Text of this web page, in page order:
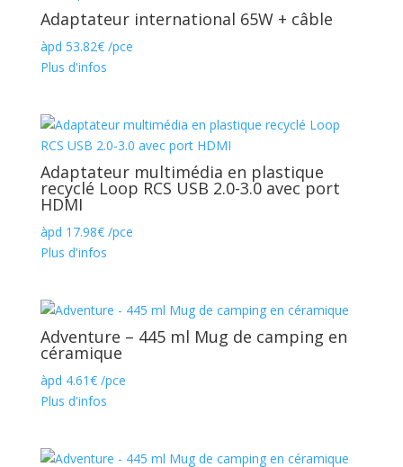
Adaptateur international 65W + câble
àpd 53.82€/pce
Plus d'infos
Adaptateur multimédia en plastique
recyclé Loop RCS USB 2.0-3.0 avec port
HDMI
àpd 17.98€/pce
Plus d'infos
Adventure – 445 ml Mug de camping en
céramique
àpd 4.61€/pce
Plus d'infos